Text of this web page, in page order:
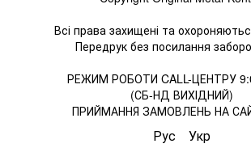
Всі права захищені та
Передрук без посилання
РЕЖИМ РОБОТИ CALL-ЦЕНТРУ
(СБ-НД ВИХІДНИЙ)
ПРИЙМАННЯ ЗАМОВЛЕНЬ НА
Рус Укр